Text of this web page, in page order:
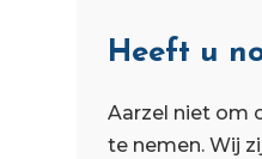
Heeft u
Aarzel niet om
te nemen. Wij